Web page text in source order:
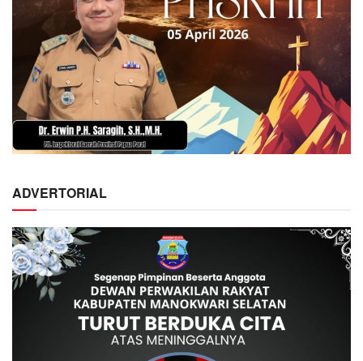
ADVERTORIAL